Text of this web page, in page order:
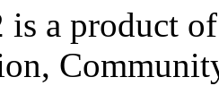
is a product